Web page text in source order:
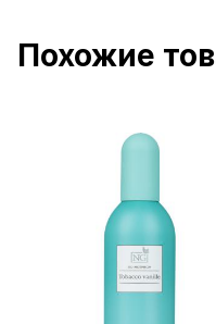
Похожие